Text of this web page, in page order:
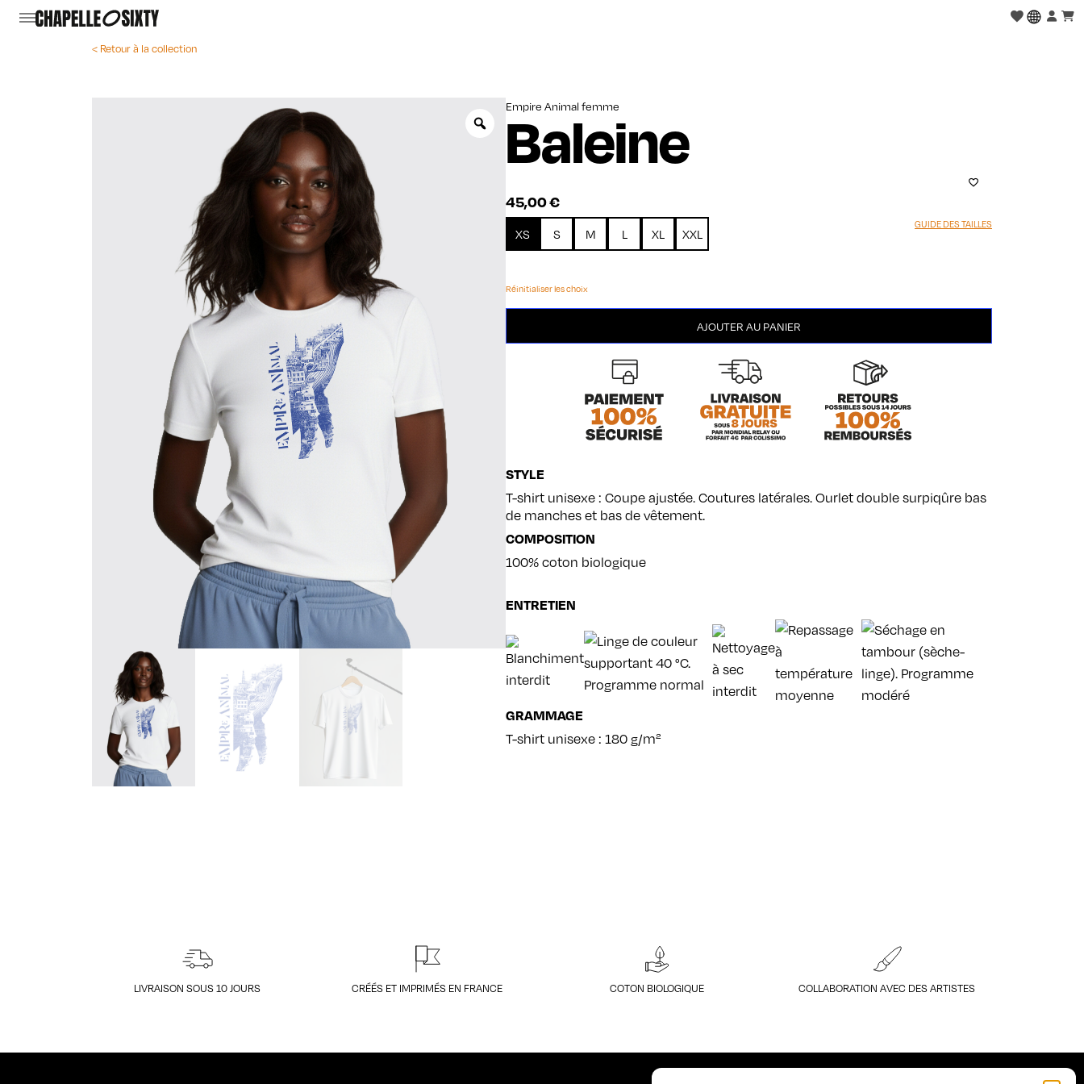
< Retour à la collection
Zoom
Empire Animal femme
Baleine
45,00€
GUIDE DES TAILLES
XS S M L XL XXL
Réinitialiser les choix
AJOUTER AU PANIER
STYLE
T-shirt unisexe : Coupe ajustée. Coutures latérales. Ourlet double surpiqûre bas
de manches et bas de vêtement.
COMPOSITION
100% coton biologique
ENTRETIEN
GRAMMAGE
T-shirt unisexe : 180 g/m²
LIVRAISON SOUS 10 JOURS CRÉÉS ET IMPRIMÉS EN FRANCE COTON BIOLOGIQUE COLLABORATION AVEC DES ARTISTES